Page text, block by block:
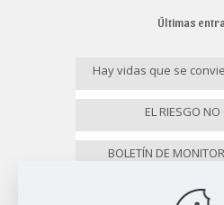
Últimas
Hay vidas que se
EL RIESGO NO
BOLETÍN DE